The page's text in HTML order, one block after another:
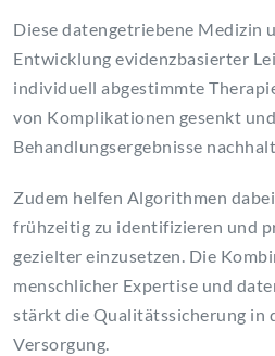
Diese datengetriebene Medizin
Entwicklung evidenzbasierter
individuell abgestimmte
von Komplikationen gesenkt
Behandlungsergebnisse
Zudem helfen Algorithmen
frühzeitig zu identifizieren und
gezielter einzusetzen. Die
menschlicher Expertise und
stärkt die Qualitätssicherung in
Versorgung.